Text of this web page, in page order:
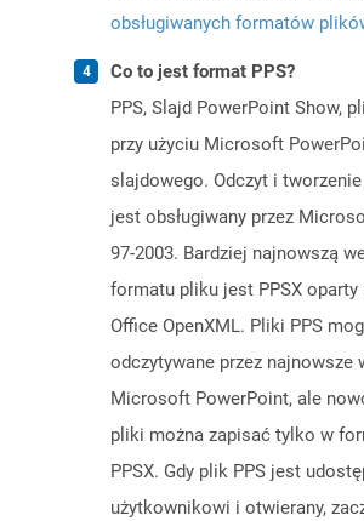
obsługiwanych formatów
Co to jest format PPS?
PPS, Slajd PowerPoint Show,
przy użyciu Microsoft
slajdowego. Odczyt i
jest obsługiwany przez
97-2003. Bardziej najnowszą
formatu pliku jest PPSX oparty
Office OpenXML. Pliki PPS
odczytywane przez najnowsze
Microsoft PowerPoint, ale
pliki można zapisać tylko w
PPSX. Gdy plik PPS jest
użytkownikowi i otwierany,